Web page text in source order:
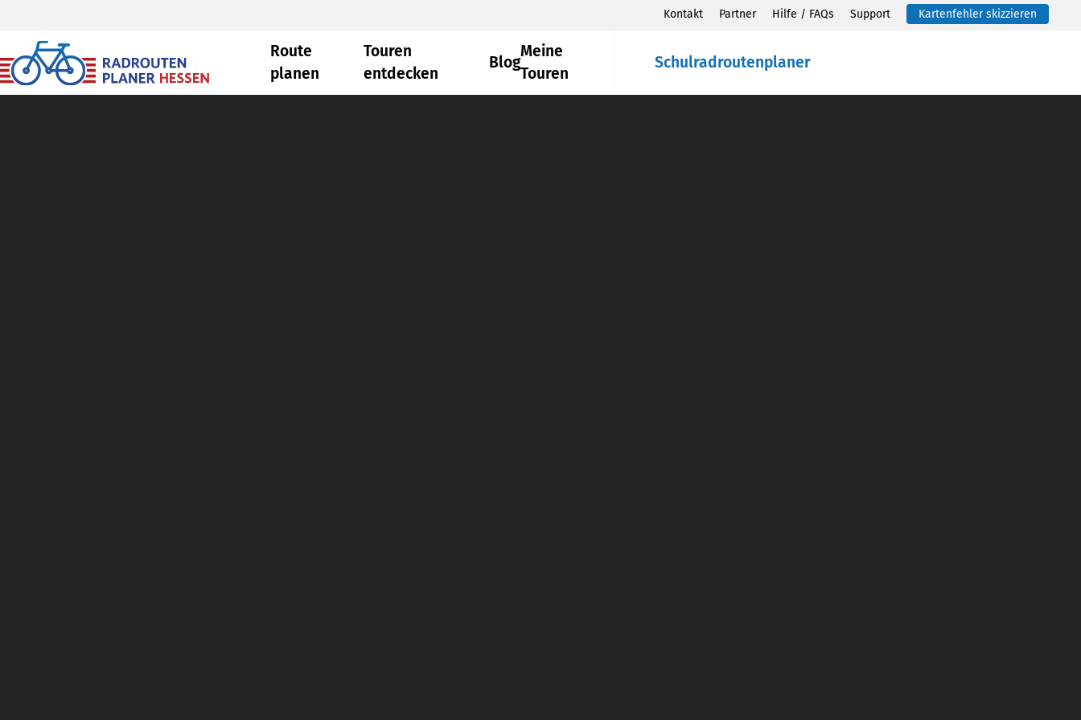
Kontakt Partner Hilfe / FAQs Support Kartenfehler skizzieren
Route
planen
Touren
entdecken
Blog
Meine
Touren
Schulradroutenplaner